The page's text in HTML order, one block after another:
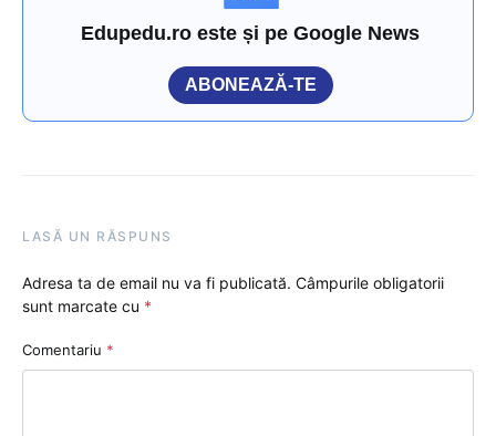
Edupedu.ro este și pe Google News
ABONEAZĂ-TE
LASĂ UN RĂSPUNS
Adresa ta de email nu va fi publicată. Câmpurile obligatorii
sunt marcate cu *
Comentariu *